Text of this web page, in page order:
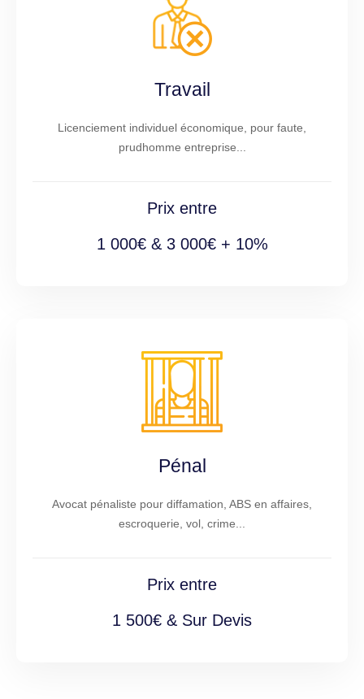
Travail
Licenciement individuel économique, pour faute,
prudhomme entreprise...
Prix entre
1 000€ & 3 000€ + 10%
Pénal
Avocat pénaliste pour diffamation, ABS en affaires,
escroquerie, vol, crime...
Prix entre
1 500€ & Sur Devis